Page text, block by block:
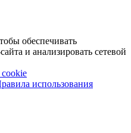
обеспечивать
и анализировать сетевой
использования